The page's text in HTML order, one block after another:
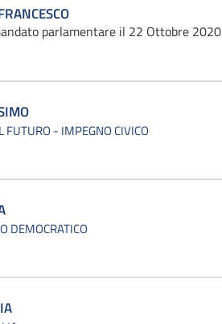
parlamentare il 22 Ottobre 2020
FUTURO - IMPEGNO CIVICO
DEMOCRATICO